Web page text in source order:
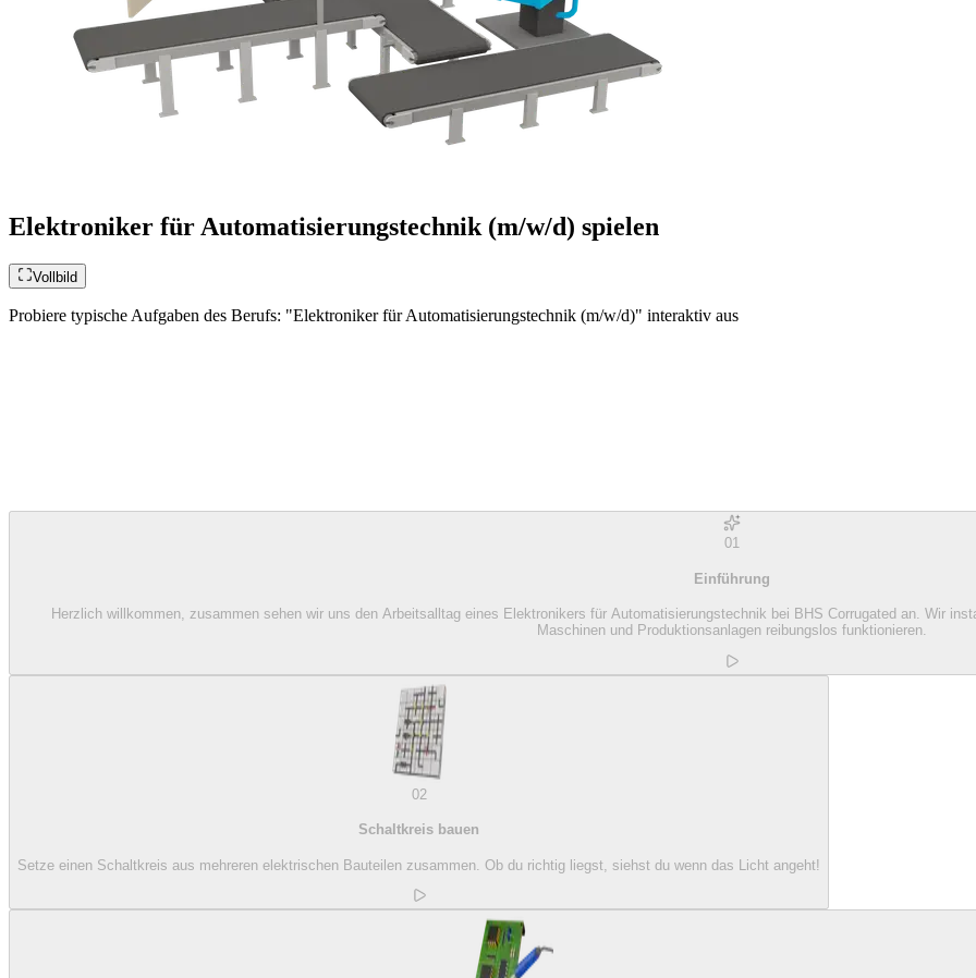
Elektroniker für Automatisierungstechnik (m/w/d) spielen
Vollbild
Probiere typische Aufgaben des Berufs: "Elektroniker für Automatisierungstechnik (m/w/d)" interaktiv aus
01
Einführung
Herzlich willkommen, zusammen sehen wir uns den Arbeitsalltag eines Elektronikers für Automatisierungstechnik bei BHS Corrugated an. Wir
Maschinen und Produktionsanlagen reibungslos funktionieren.
02
Schaltkreis bauen
Setze einen Schaltkreis aus mehreren elektrischen Bauteilen zusammen. Ob du richtig liegst, siehst du wenn das Licht angeht!